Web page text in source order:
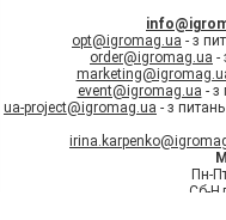
opt@igromag.ua - з
order@igromag.ua -
event@igromag.ua - з
ua-project@igromag.ua - з
Пн-
Сб-